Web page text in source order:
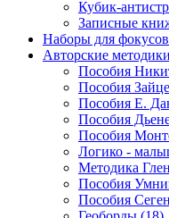
Кубик-
Записные
Наборы для фокусов
Авторские методики
Пособия
Пособия
Пособия Е.
Пособия
Пособия
Логико -
Методика
Пособия
Пособия